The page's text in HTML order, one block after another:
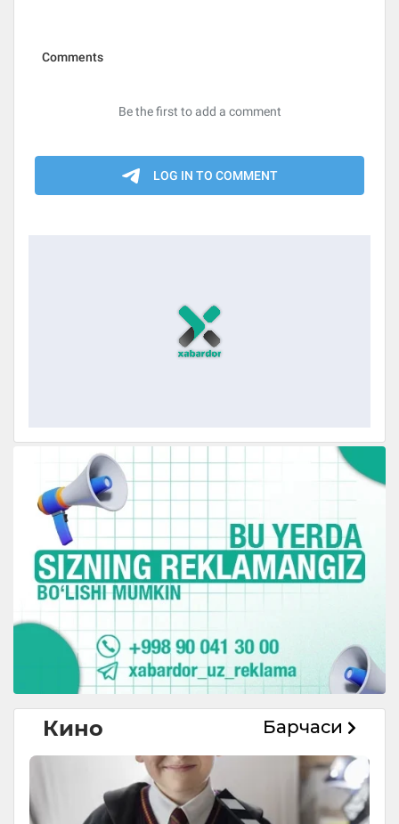
Кино Барчаси